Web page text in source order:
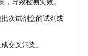
，导致检测失效。
次试剂盒的试剂或
交叉污染。